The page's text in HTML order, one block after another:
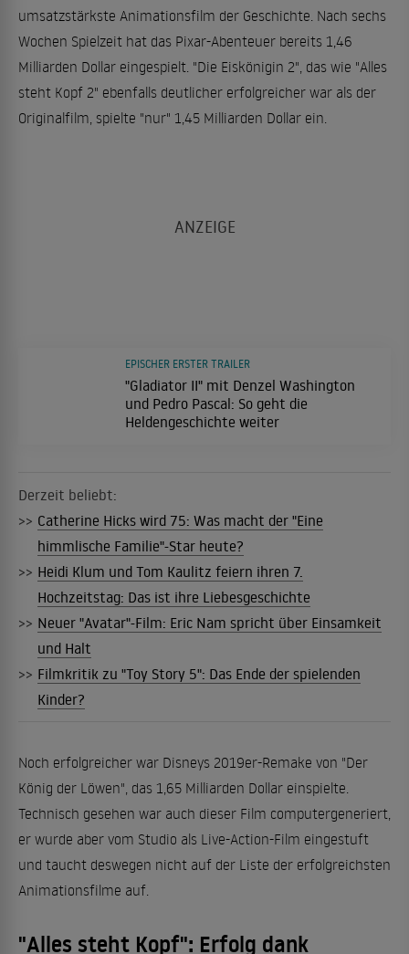
umsatzstärkste Animationsfilm der Geschichte. Nach sechs
Wochen Spielzeit hat das Pixar-Abenteuer bereits 1,46
Milliarden Dollar eingespielt. "Die Eiskönigin 2", das wie "Alles
steht Kopf 2" ebenfalls deutlicher erfolgreicher war als der
Originalfilm, spielte "nur" 1,45 Milliarden Dollar ein.
"Gladiator II" mit Denzel Washington
und Pedro Pascal: So geht die
Heldengeschichte weiter
EPISCHER ERSTER TRAILER
Derzeit beliebt:
>> Catherine Hicks wird 75: Was macht der "Eine
himmlische Familie"-Star heute?
>> Heidi Klum und Tom Kaulitz feiern ihren 7.
Hochzeitstag: Das ist ihre Liebesgeschichte
>> Neuer "Avatar"-Film: Eric Nam spricht über Einsamkeit
und Halt
>> Filmkritik zu "Toy Story 5": Das Ende der spielenden
Kinder?
Noch erfolgreicher war Disneys 2019er-Remake von "Der
König der Löwen", das 1,65 Milliarden Dollar einspielte.
Technisch gesehen war auch dieser Film computergeneriert,
er wurde aber vom Studio als Live-Action-Film eingestuft
und taucht deswegen nicht auf der Liste der erfolgreichsten
Animationsfilme auf.
"Alles steht Kopf": Erfolg dank